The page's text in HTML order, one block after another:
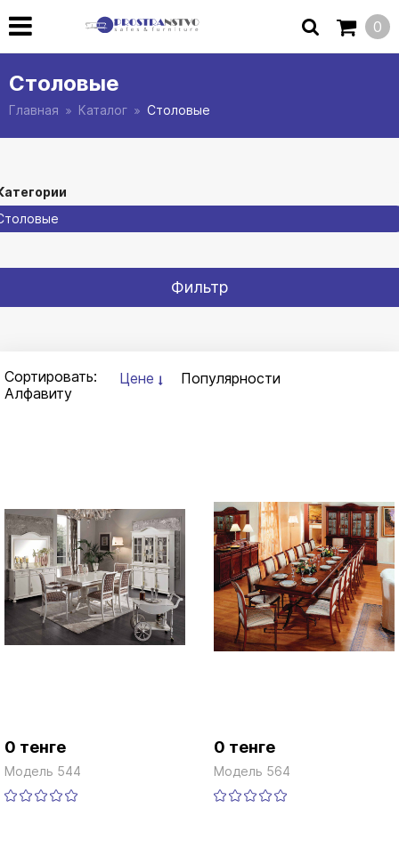
0
Столовые
Главная Каталог Столовые
Фильтр
Сортировать: Цене
Популярности
Алфавиту
0 тенге
Модель 544
0 тенге
Модель 564